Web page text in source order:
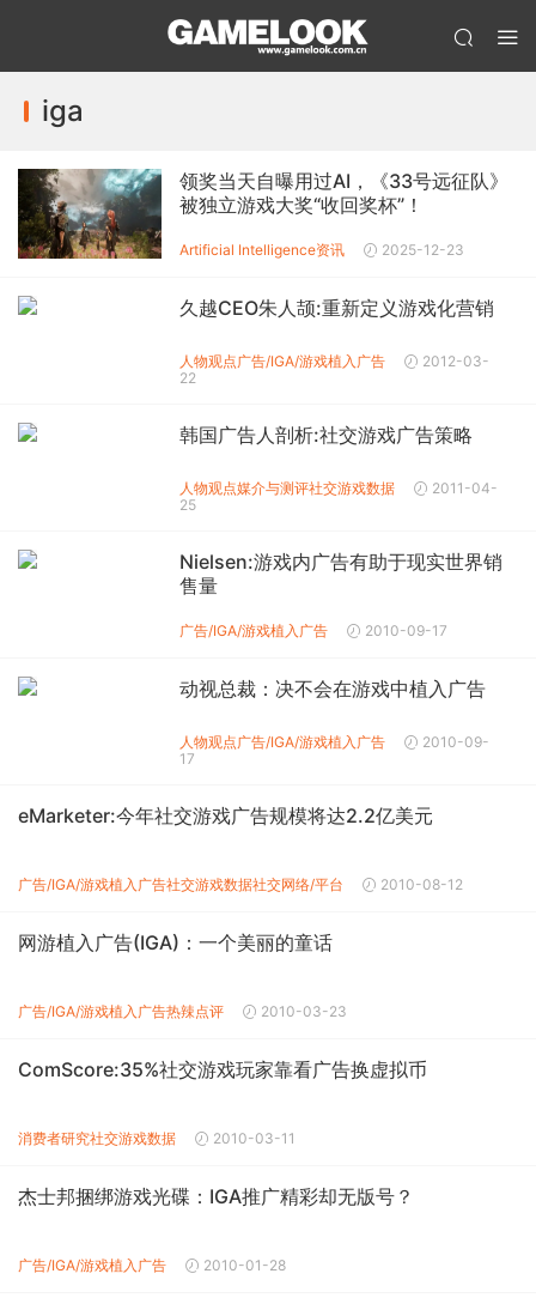
iga
领奖当天自曝用过AI，《33号远征队》
被独立游戏大奖“收回奖杯”！
Artificial Intelligence资讯 2025-12-23
久越CEO朱人颉:重新定义游戏化营销
人物观点广告/IGA/游戏植入广告
2012-03-
22
韩国广告人剖析:社交游戏广告策略
人物观点媒介与测评社交游戏数据
2011-04-
25
Nielsen:游戏内广告有助于现实世界销
售量
广告/IGA/游戏植入广告 2010-09-17
动视总裁：决不会在游戏中植入广告
人物观点广告/IGA/游戏植入广告
2010-09-
17
eMarketer:今年社交游戏广告规模将达2.2亿美元
广告/IGA/游戏植入广告社交游戏数据社交网络/平台 2010-08-12
网游植入广告(IGA)：一个美丽的童话
广告/IGA/游戏植入广告热辣点评 2010-03-23
ComScore:35%社交游戏玩家靠看广告换虚拟币
消费者研究社交游戏数据 2010-03-11
杰士邦捆绑游戏光碟：IGA推广精彩却无版号？
广告/IGA/游戏植入广告 2010-01-28